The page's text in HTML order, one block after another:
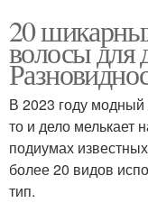
20
волосы для
В 2023 году модный
то и дело мелькает
подиумах
более 20 видов
тип.